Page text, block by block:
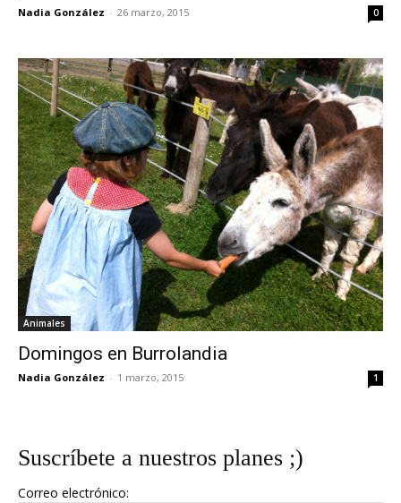
Nadia González - 26 marzo, 2015 0
Animales
Domingos en Burrolandia
Nadia González - 1 marzo, 2015 1
Suscríbete a nuestros planes ;)
Correo electrónico: